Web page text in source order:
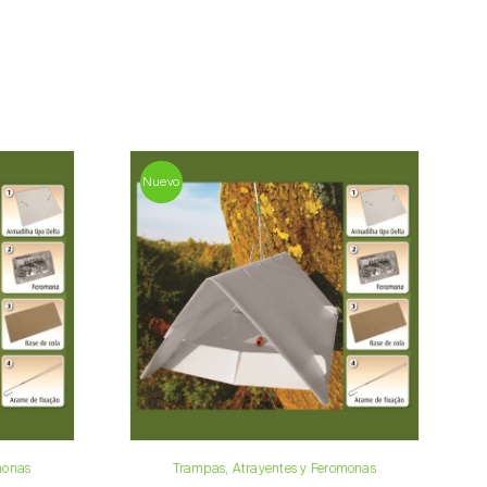
019
Nuevo
Trampas, Atrayentes y Feromonas